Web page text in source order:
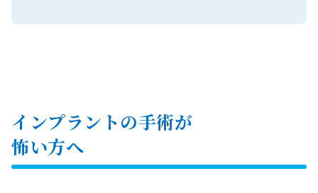
インプラントの手術が
怖い方へ